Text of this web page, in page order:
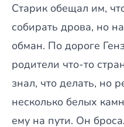
Старик обещал им,
собирать дрова, но
обман. По дороге
родители что-то
знал, что делать, но
несколько белых
ему на пути. Он